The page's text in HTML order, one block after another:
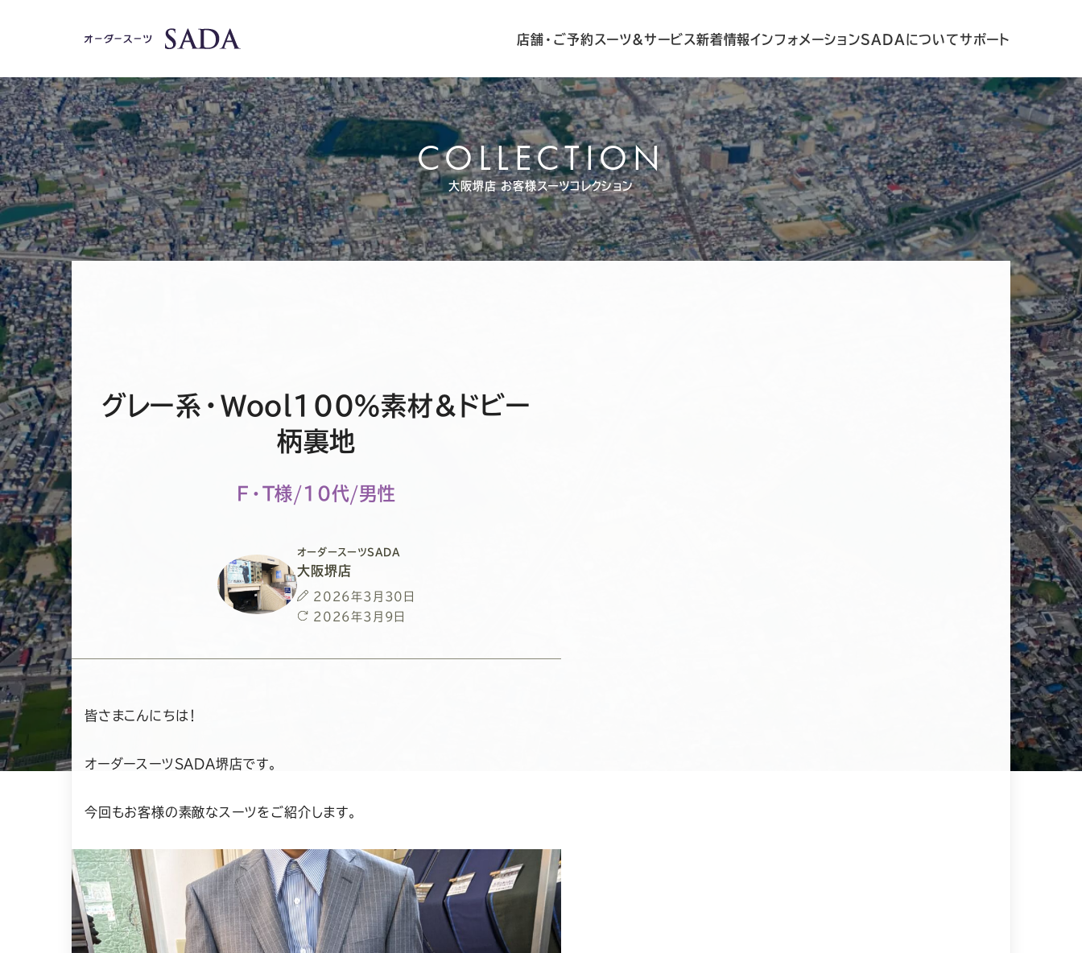
店舗・ご予約 スーツ&サービス新着情報インフォメーションSADAについてサポート
COLLECTION
大阪堺店お客様スーツコレクション
グレー系・Wool100％素材&ドビー
柄裏地
F・T様/10代/男性
オーダースーツSADA
大阪堺店
投
稿
2026年3月30日
最
更
2026年3月9日
皆さまこんにちは！
オーダースーツSADA堺店です。
今回もお客様の素敵なスーツをご紹介します。